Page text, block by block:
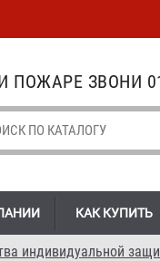
ПОЖАРЕ ЗВОНИ
КАК КУПИТЬ
индивидуальной